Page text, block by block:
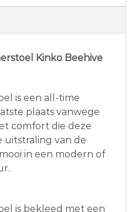
Kinko Beehive
is een all-time
plaats vanwege
comfort die deze
uitstraling van de
in een modern of
is bekleed met een